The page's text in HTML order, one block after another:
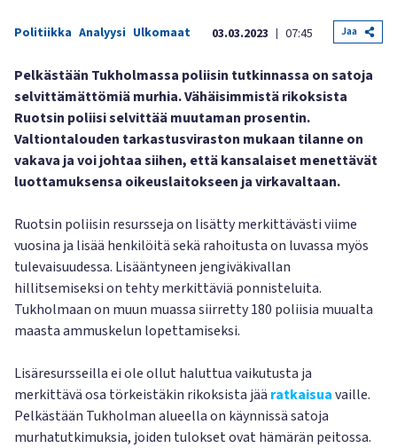
Politiikka Analyysi Ulkomaat 03.03.2023 | 07:45 Jaa
Pelkästään Tukholmassa poliisin tutkinnassa on satoja
selvittämättömiä murhia. Vähäisimmistä rikoksista
Ruotsin poliisi selvittää muutaman prosentin.
Valtiontalouden tarkastusviraston mukaan tilanne on
vakava ja voi johtaa siihen, että kansalaiset menettävät
luottamuksensa oikeuslaitokseen ja virkavaltaan.
Ruotsin poliisin resursseja on lisätty merkittävästi viime
vuosina ja lisää henkilöitä sekä rahoitusta on luvassa myös
tulevaisuudessa. Lisääntyneen jengiväkivallan
hillitsemiseksi on tehty merkittäviä ponnisteluita.
Tukholmaan on muun muassa siirretty 180 poliisia muualta
maasta ammuskelun lopettamiseksi.
Lisäresursseilla ei ole ollut haluttua vaikutusta ja
merkittävä osa törkeistäkin rikoksista jää ratkaisuavaille.
Pelkästään Tukholman alueella on käynnissä satoja
murhatutkimuksia, joiden tulokset ovat hämärän peitossa.